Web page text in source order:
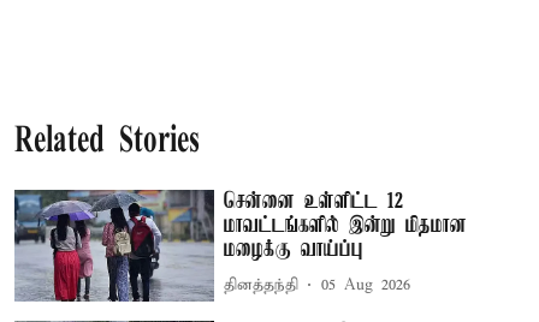
Related Stories
சென்னை உள்ளிட்ட 12
மாவட்டங்களில் இன்று மிதமான
மழைக்கு வாய்ப்பு
தினத்தந்தி 05 Aug 2026